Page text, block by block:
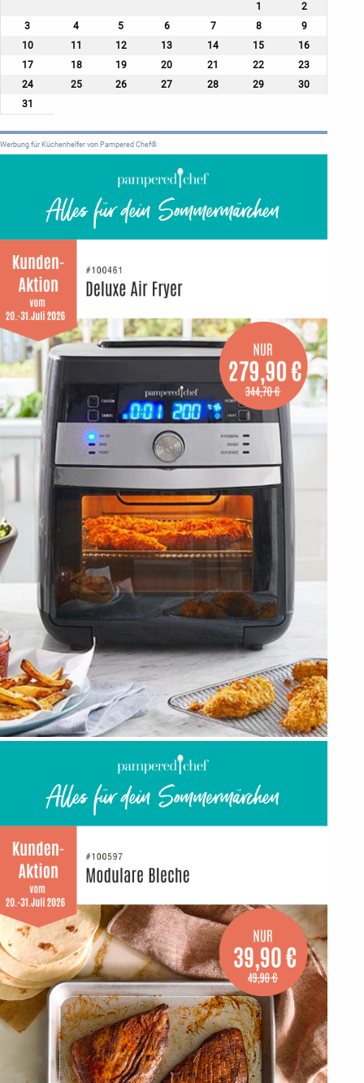
1
2
3
4 5 6 7 8
9
10
11 12 13 14 15
16
17
18 19 20 21 22
23
24
25 26 27 28 29
30
31
Werbung für Küchenhelfer von Pampered Chef®